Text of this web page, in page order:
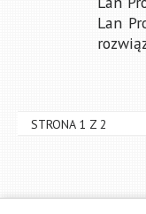
Lan
STRONA 1 Z 2